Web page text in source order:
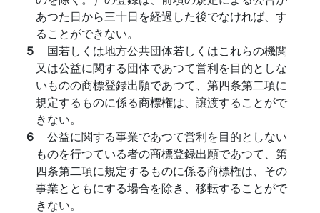
あつた日から三十日を経過した後でなければ、す
ることができない。
５ 国若しくは地方公共団体若しくはこれらの機関
又は公益に関する団体であつて営利を目的としな
いものの商標登録出願であつて、第四条第二項に
規定するものに係る商標権は、譲渡することがで
きない。
６ 公益に関する事業であつて営利を目的としない
ものを行つている者の商標登録出願であつて、第
四条第二項に規定するものに係る商標権は、その
事業とともにする場合を除き、移転することがで
きない。